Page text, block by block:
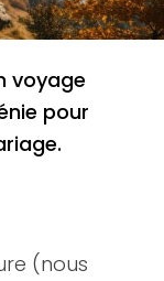
voyage
pour
(nous